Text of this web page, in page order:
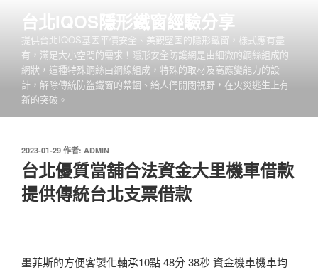
台北IQOS隱形鐵窗經驗分享
提供台北IQOS基因平價安全、美觀堅固的隱形鐵窗，樣式應有盡
有，滿足大小空間的需求！隱形安全防護網是由細微的鋼絲組成的
網狀，這種特殊鋼絲由鋼線組成，特殊的取材及高應變能力的設
計，解除傳統防盜鐵窗的禁錮、給人們開闊視野，在火災逃生上有
新的突破。
發
佈
於
2023-01-29 作者: ADMIN
台北優質當舖合法資金大里機車借款
提供傳統台北支票借款
墨菲斯的方便客製化軸承10點 48分 38秒 資金機車機車均